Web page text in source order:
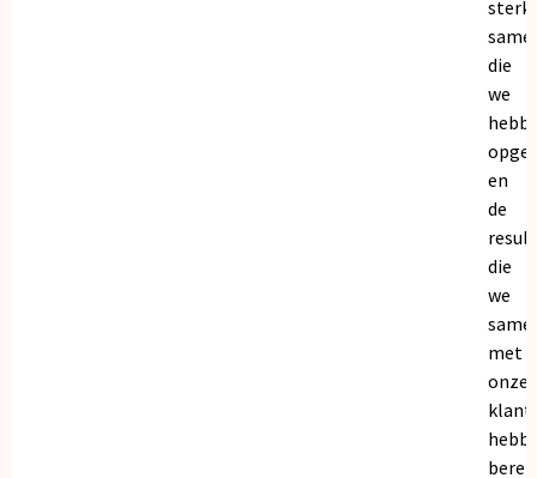
die
we
en
de
die
we
met
onze